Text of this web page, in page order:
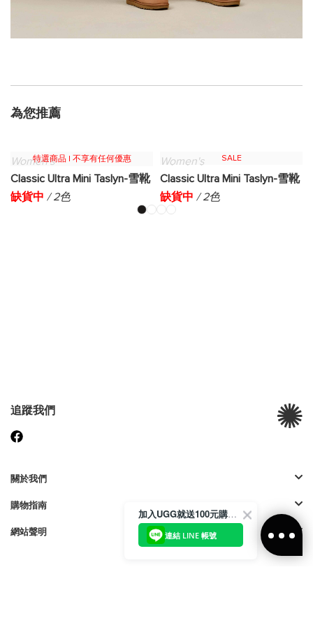
為您推薦
特選商品 | 不享有任何優惠
Women's
Classic Ultra Mini Taslyn-雪靴
缺貨中 / 2色
SALE
Women's
Classic Ultra Mini Taslyn-雪靴
缺貨中 / 2色
追蹤我們
關於我們
購物指南
網站聲明
加入UGG就送100元購物金
連結 LINE 帳號